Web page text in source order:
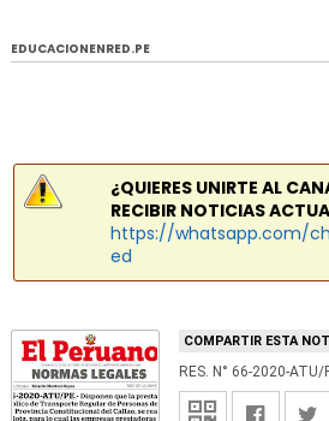
EDUCACIONENRED.PE
¿QUIERES UNIRTE AL
RECIBIR NOTICIAS
https://whatsapp.com/
ed
COMPARTIR ESTA